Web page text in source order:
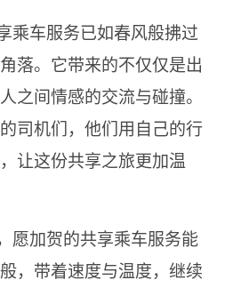
乘车服务已如春风般拂过
落。它带来的不仅仅是出
之间情感的交流与碰撞。
司机们，他们用自己的行
让这份共享之旅更加温
愿加贺的共享乘车服务能
，带着速度与温度，继续